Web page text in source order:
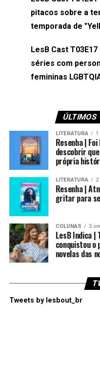
(⁠⁠⁠⁠@brunarfentanes⁠⁠⁠⁠) e
Naiady Machado
pitacos sobre a
temporada de
LesB Cast
séries com
femininas
ÚLTIMOS
LITERATURA
Resenha |
descobrir
própria
LITERATURA
Resenha |
gritar para
COLUNAS 3
LesB Indica |
conquistou o
novelas das
Tweets by lesbout_br